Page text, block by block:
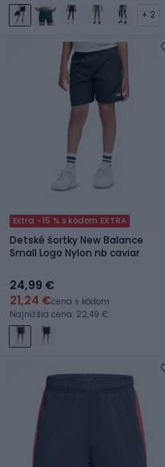
+ 2
Extra -15 % s kódom EXTRA
Detské šortky New Balance
Small Logo Nylon nb caviar
24,99 €
21,24 €cena s kódom
Najnižšia cena: 22,49 €